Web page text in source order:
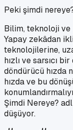
Peki şimdi
Bilim, teknoloji ve
Yapay zekâdan
teknolojilerine,
hızlı ve sarsıcı
döndürücü hızda
hızda ve bu
Şimdi Nereye?
düşüyor.